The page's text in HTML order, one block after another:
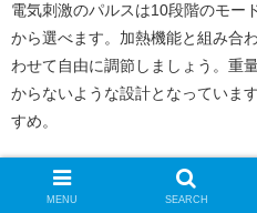
電気刺激のパルスは10段階のモー
から選べます。加熱機能と組み合
わせて自由に調節しましょう。重
からないような設計となっていま
すめ。
RELX｜リラクゼーショ
MENU SEARCH